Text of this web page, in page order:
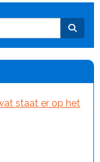
staat er op het